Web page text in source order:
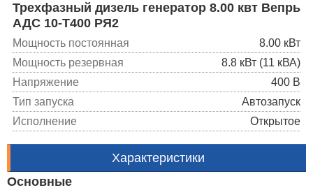
Трехфазный дизель генератор 8.00 квт Вепрь
АДС 10-Т400 РЯ2
Мощность постоянная
8.00 кВт
Мощность резервная
8.8 кВт (11 кВА)
Напряжение
400 В
Тип запуска
Автозапуск
Исполнение
Открытое
Характеристики
Основные